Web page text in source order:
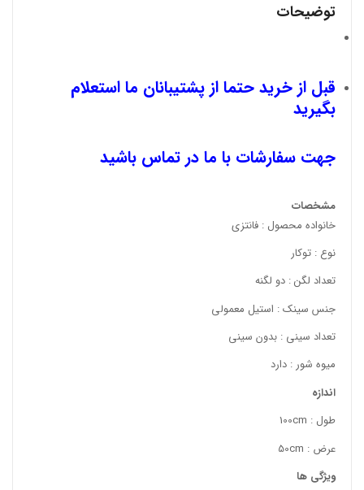
توضیحات
قبل از خرید حتما از پشتیبانان ما استعلام
بگیرید
جهت سفارشات با ما در تماس باشید
مشخصات
خانواده محصول : فانتزی
نوع : توکار
تعداد لگن : دو لگنه
جنس سینک : استیل معمولی
تعداد سینی : بدون سینی
میوه شور : دارد
اندازه
طول : 100cm
عرض : 50cm
ویژگی ها